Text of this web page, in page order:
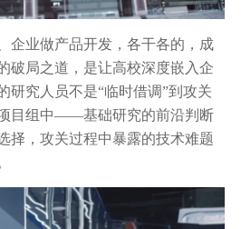
企业做产品开发，各干各的，成
破局之道，是让高校深度嵌入企
研究人员不是“临时借调”到攻关
目组中——基础研究的前沿判断
择，攻关过程中暴露的技术难题